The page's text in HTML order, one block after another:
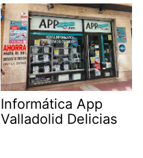
Informática App
Valladolid Delicias